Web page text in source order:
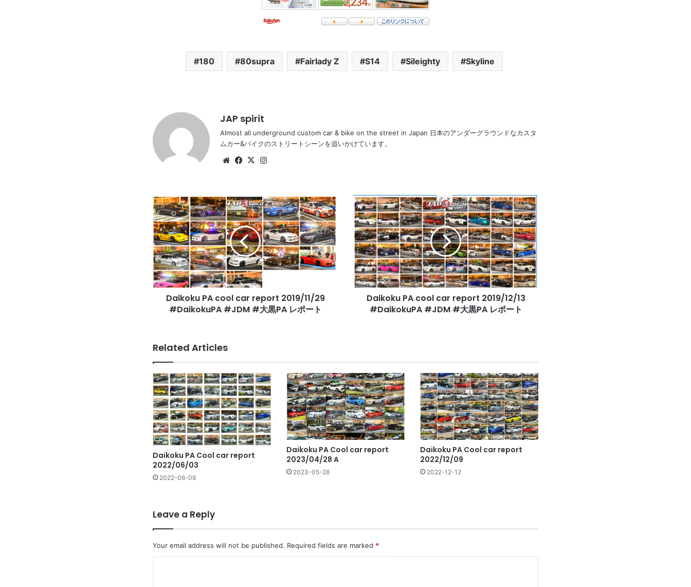
180 80supra Fairlady Z S14 Sileighty Skyline
JAP spirit
Almost all underground custom car & bike on the street in Japan 日本のアンダーグラウンドなカスタ
ムカー&バイクのストリートシーンを追いかけています。
WebsiteFacebook
X
Daikoku
PA
cool
car
report
2019/11/29
#DaikokuPA
#JDM
#
ー
ト
Daikoku PA cool car report 2019/11/29
#DaikokuPA #JDM #大黒PA レポート
Daikoku
PA
cool
car
report
2019/12/13
#DaikokuPA
#JDM
#
ト
Daikoku PA cool car report 2019/12/13
#DaikokuPA #JDM #大黒PA レポート
Related Articles
Daikoku PA Cool car report
2022/06/03
2022-06-09
Daikoku PA Cool car report
2023/04/28 A
2023-05-28
Daikoku PA Cool car report
2022/12/09
2022-12-12
Leave a Reply
Your email address will not be published. Required fields are marked *